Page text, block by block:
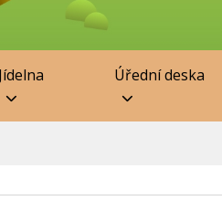
Jídelna Úřední deska